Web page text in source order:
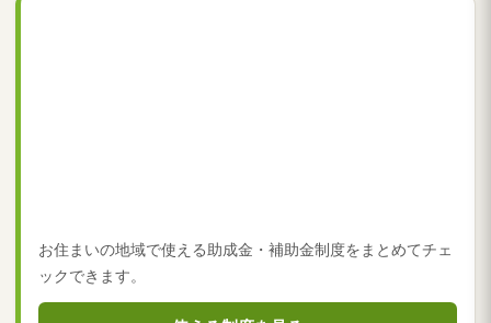
お住まいの地域で使える助成金・補助金制度をまとめてチェ
ックできます。